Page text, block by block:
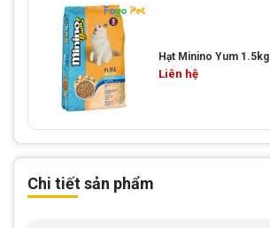
Chi tiết sản phẩm
Hạt Minino Yum 1.5kg
Liên hệ